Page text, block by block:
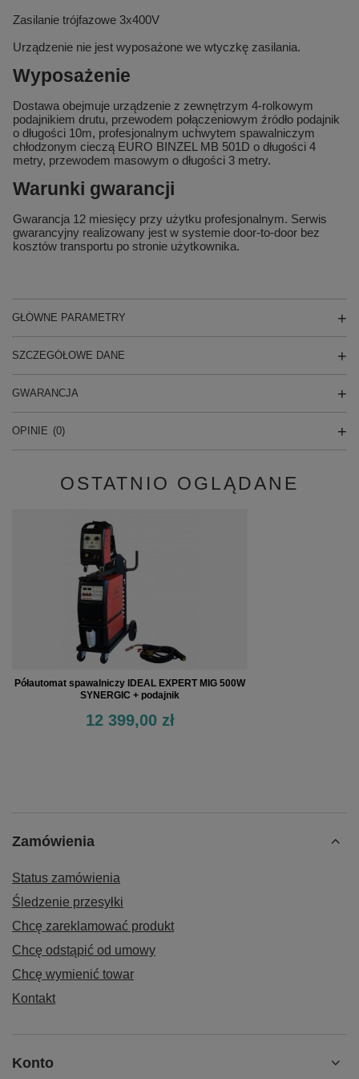
Zasilanie trójfazowe 3x400V
Urządzenie nie jest wyposażone we wtyczkę zasilania.
Wyposażenie
Dostawa obejmuje urządzenie z zewnętrzym 4-rolkowym
podajnikiem drutu, przewodem połączeniowym źródło podajnik
o długości 10m, profesjonalnym uchwytem spawalniczym
chłodzonym cieczą EURO BINZEL MB 501D o długości 4
metry, przewodem masowym o długości 3 metry.
Warunki gwarancji
Gwarancja 12 miesięcy przy użytku profesjonalnym. Serwis
gwarancyjny realizowany jest w systemie door-to-door bez
kosztów transportu po stronie użytkownika.
GŁÓWNE PARAMETRY
SZCZEGÓŁOWE DANE
GWARANCJA
OPINIE (0)
OSTATNIO OGLĄDANE
Półautomat spawalniczy IDEAL EXPERT MIG 500W
SYNERGIC + podajnik
12 399,00 zł
Zamówienia
Status zamówienia
Śledzenie przesyłki
Chcę zareklamować produkt
Chcę odstąpić od umowy
Chcę wymienić towar
Kontakt
Konto